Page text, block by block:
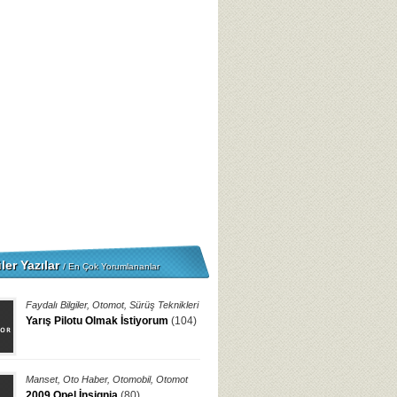
Yazılar/ En Çok Yorumlananlar
Faydalı Bilgiler, Otomot, Sürüş Teknikleri
Yarış Pilotu Olmak İstiyorum (104)
Manset, Oto Haber, Otomobil, Otomot